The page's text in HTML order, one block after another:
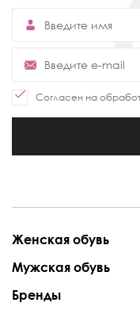
Согласен на
Женская обувь
Мужская обувь
Бренды